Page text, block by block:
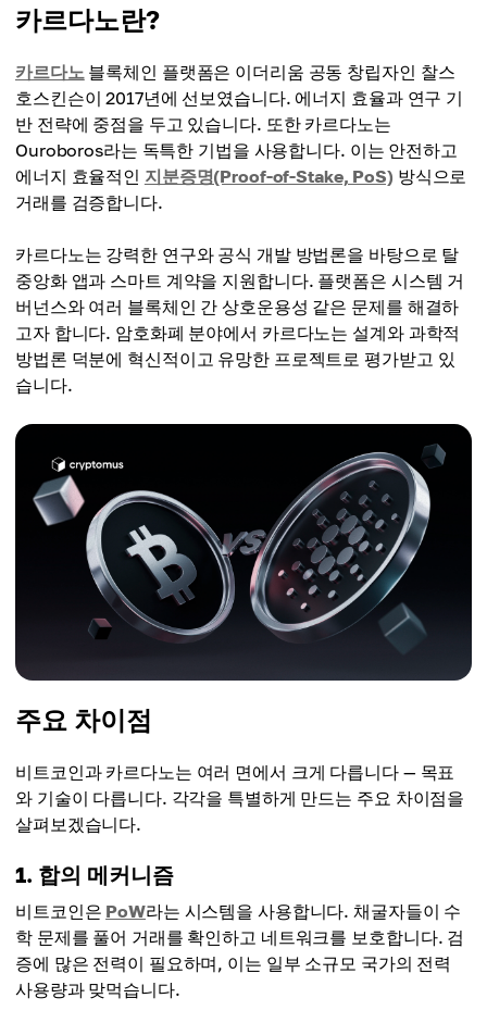
카르다노란?
카르다노블록체인 플랫폼은 이더리움 공동 창립자인 찰스
호스킨슨이 2017년에 선보였습니다. 에너지 효율과 연구 기
반 전략에 중점을 두고 있습니다. 또한 카르다노는
Ouroboros라는 독특한 기법을 사용합니다. 이는 안전하고
에너지 효율적인 지분증명(Proof-of-Stake, PoS) 방식으로
거래를 검증합니다.
카르다노는 강력한 연구와 공식 개발 방법론을 바탕으로 탈
중앙화 앱과 스마트 계약을 지원합니다. 플랫폼은 시스템 거
버넌스와 여러 블록체인 간 상호운용성 같은 문제를 해결하
고자 합니다. 암호화폐 분야에서 카르다노는 설계와 과학적
방법론 덕분에 혁신적이고 유망한 프로젝트로 평가받고 있
습니다.
주요 차이점
비트코인과 카르다노는 여러 면에서 크게 다릅니다 — 목표
와 기술이 다릅니다. 각각을 특별하게 만드는 주요 차이점을
살펴보겠습니다.
1. 합의 메커니즘
비트코인은 PoW라는 시스템을 사용합니다. 채굴자들이 수
학 문제를 풀어 거래를 확인하고 네트워크를 보호합니다. 검
증에 많은 전력이 필요하며, 이는 일부 소규모 국가의 전력
사용량과 맞먹습니다.